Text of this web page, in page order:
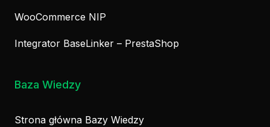
WooCommerce NIP
Integrator BaseLinker – PrestaShop
Baza Wiedzy
Strona główna Bazy Wiedzy